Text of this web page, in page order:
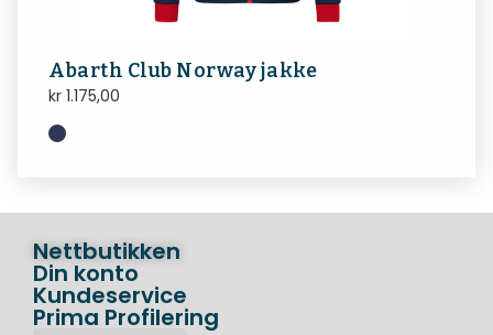
Abarth Club Norway jakke
kr 1.175,00
Nettbutikken
Din konto
Kundeservice
Prima Profilering